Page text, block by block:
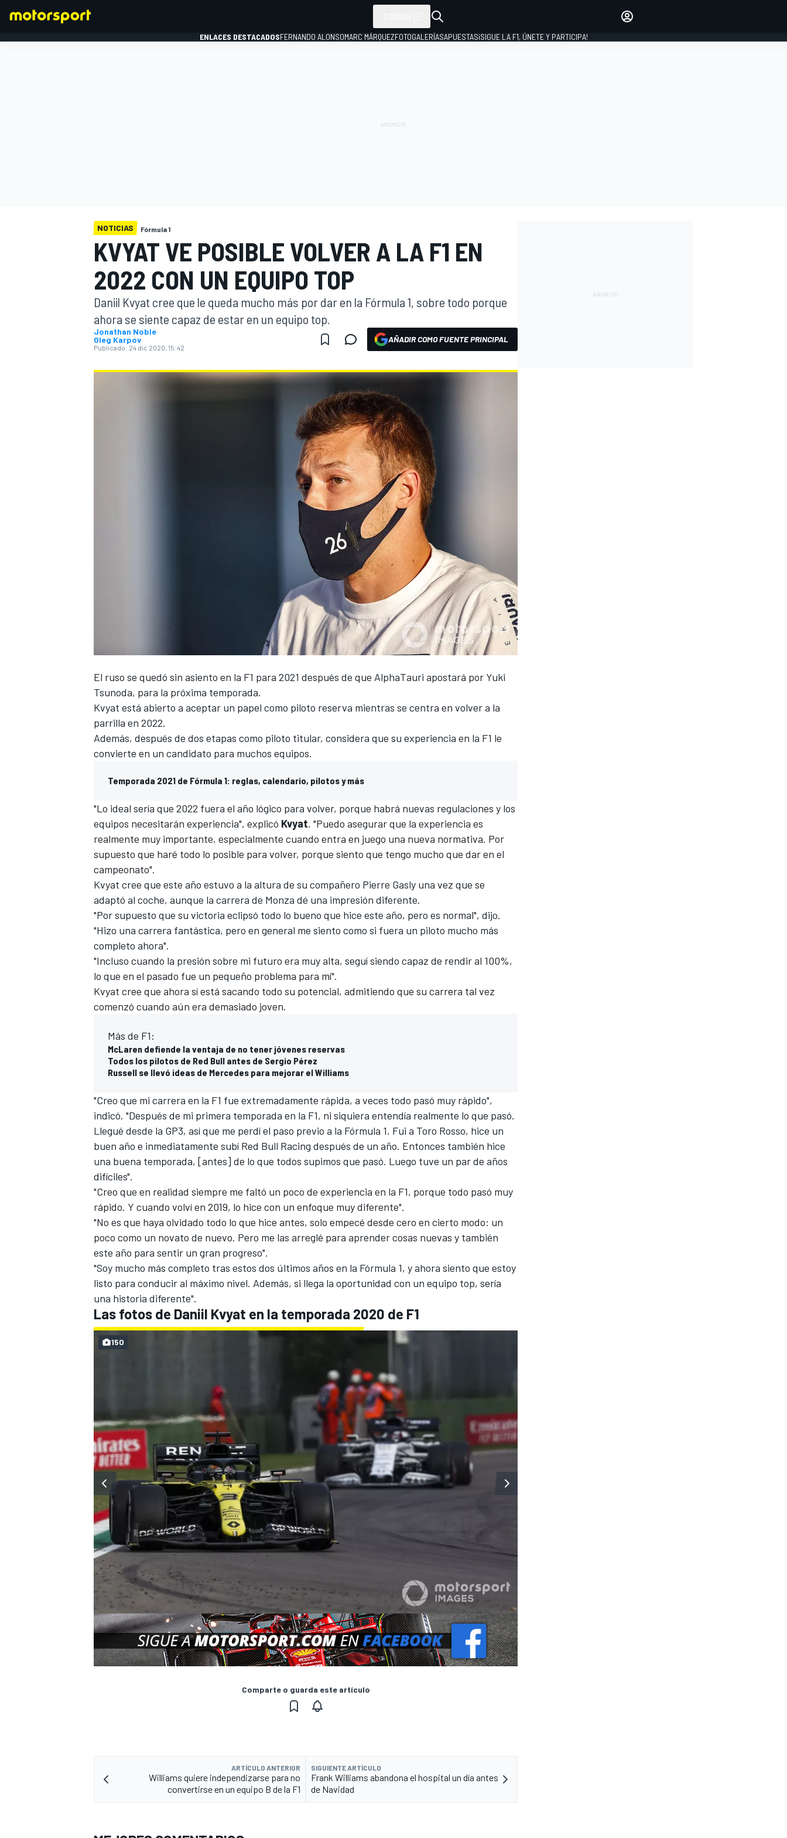
MÁS CATEGORÍAS
ENLACES DESTACADOSFERNANDO ALONSOMARC MÁRQUEZFOTOGALERÍASAPUESTAS¡SIGUE LA F1, ÚNETE Y PARTICIPA!
NOTICIAS Fórmula 1
KVYAT VE POSIBLE VOLVER A LA F1 EN
2022 CON UN EQUIPO TOP
Daniil Kvyat cree que le queda mucho más por dar en la Fórmula 1, sobre todo porque
ahora se siente capaz de estar en un equipo top.
Jonathan Noble
Oleg Karpov
Publicado: 24 dic 2020, 15:42
AÑADIR COMO FUENTE PRINCIPAL
El ruso se quedó sin asiento en la F1 para 2021 después de que AlphaTauri apostará por Yuki
Tsunoda, para la próxima temporada.
Kvyat está abierto a aceptar un papel como piloto reserva mientras se centra en volver a la
parrilla en 2022.
Además, después de dos etapas como piloto titular, considera que su experiencia en la F1 le
convierte en un candidato para muchos equipos.
Temporada 2021 de Fórmula 1: reglas, calendario, pilotos y más
"Lo ideal sería que 2022 fuera el año lógico para volver, porque habrá nuevas regulaciones y los
equipos necesitarán experiencia", explicó Kvyat. "Puedo asegurar que la experiencia es
realmente muy importante, especialmente cuando entra en juego una nueva normativa. Por
supuesto que haré todo lo posible para volver, porque siento que tengo mucho que dar en el
campeonato".
Kvyat cree que este año estuvo a la altura de su compañero Pierre Gasly una vez que se
adaptó al coche, aunque la carrera de Monza dé una impresión diferente.
"Por supuesto que su victoria eclipsó todo lo bueno que hice este año, pero es normal", dijo.
"Hizo una carrera fantástica, pero en general me siento como si fuera un piloto mucho más
completo ahora".
"Incluso cuando la presión sobre mi futuro era muy alta, seguí siendo capaz de rendir al 100%,
lo que en el pasado fue un pequeño problema para mí".
Kvyat cree que ahora sí está sacando todo su potencial, admitiendo que su carrera tal vez
comenzó cuando aún era demasiado joven.
Más de F1:
McLaren defiende la ventaja de no tener jóvenes reservas
Todos los pilotos de Red Bull antes de Sergio Pérez
Russell se llevó ideas de Mercedes para mejorar el Williams
"Creo que mi carrera en la F1 fue extremadamente rápida, a veces todo pasó muy rápido",
indicó. "Después de mi primera temporada en la F1, ni siquiera entendía realmente lo que pasó.
Llegué desde la GP3, así que me perdí el paso previo a la Fórmula 1. Fui a Toro Rosso, hice un
buen año e inmediatamente subí Red Bull Racing después de un año. Entonces también hice
una buena temporada, [antes] de lo que todos supimos que pasó. Luego tuve un par de años
difíciles".
"Creo que en realidad siempre me faltó un poco de experiencia en la F1, porque todo pasó muy
rápido. Y cuando volví en 2019, lo hice con un enfoque muy diferente".
"No es que haya olvidado todo lo que hice antes, solo empecé desde cero en cierto modo: un
poco como un novato de nuevo. Pero me las arreglé para aprender cosas nuevas y también
este año para sentir un gran progreso".
"Soy mucho más completo tras estos dos últimos años en la Fórmula 1, y ahora siento que estoy
listo para conducir al máximo nivel. Además, si llega la oportunidad con un equipo top, sería
una historia diferente".
Las fotos de Daniil Kvyat en la temporada 2020 de F1
150
Comparte o guarda este artículo
ARTÍCULO ANTERIOR
Williams quiere independizarse para no
convertirse en un equipo B de la F1
SIGUIENTE ARTÍCULO
Frank Williams abandona el hospital un día antes
de Navidad